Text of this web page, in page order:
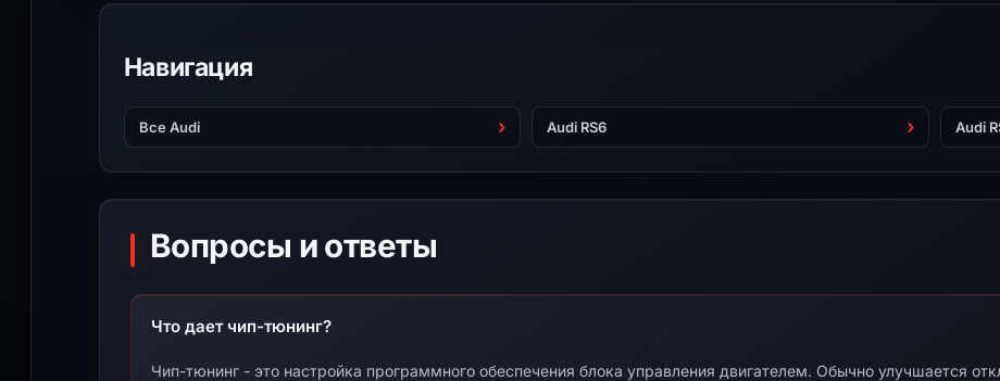
Навигация
Все Audi Audi RS6 Audi
Вопросы и ответы
Что дает чип-тюнинг?
Чип-тюнинг - это настройка программного обеспечения блока управления двигателем. Обычно улучшается